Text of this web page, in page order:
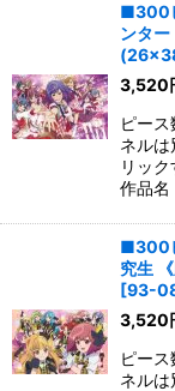
■300
ンタ
3,520
ピー
ネル
リッ
作品
■300
究生
[93-
3,520
ピー
ネル